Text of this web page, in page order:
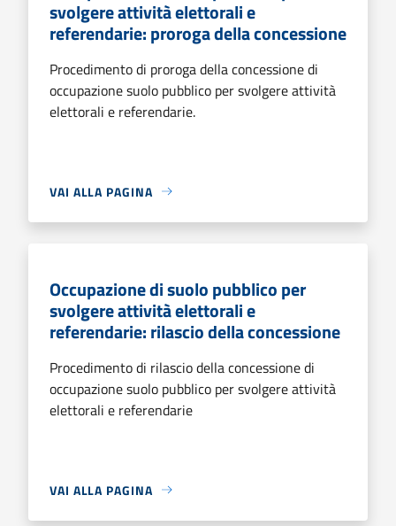
svolgere attività elettorali e
referendarie: proroga della concessione
Procedimento di proroga della concessione di
occupazione suolo pubblico per svolgere attività
elettorali e referendarie.
VAI ALLA PAGINA
Occupazione di suolo pubblico per
svolgere attività elettorali e
referendarie: rilascio della concessione
Procedimento di rilascio della concessione di
occupazione suolo pubblico per svolgere attività
elettorali e referendarie
VAI ALLA PAGINA